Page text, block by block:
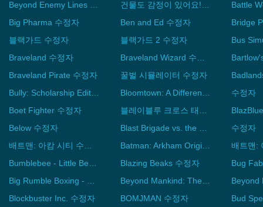
Beyond Enemy Lines 2 수정자
건물도 감정이 있어요! 수정자
Big Pharma 수정자
Ben and Ed 수정자
Bridge
블랙가드 수정자
블랙가드 2 수정자
Bus
Braveland 수정자
Braveland Wizard 수정자
Braveland Pirate 수정자
꿀벌 시뮬레이터 수정자
Bully: Scholarship Edition 수정자
Bloomtown: A Different Story 수정자
수정자
Boet Fighter 수정자
블레이블루 크로스 태그 배틀 수정자
Below 수정자
Blast Brigade vs. the Evil Legion of Dr. Cread 수정자
수정자
배트맨: 아캄 시티 수정자
Batman: Arkham Origins Blackgate 수정자
Bumblebee - Little Bee Adventure 수정자
Blazing Beaks 수정자
Big Rumble Boxing - Creed Champions 수정자
Beyond Mankind: The Awakening 수정자
Beyond
Blockbuster Inc. 수정자
BOMJMAN 수정자